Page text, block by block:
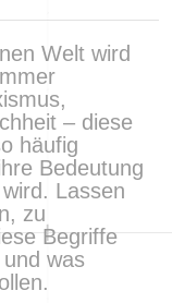
Welt wird
– diese
häufig
Bedeutung
Lassen
zu
Begriffe
was